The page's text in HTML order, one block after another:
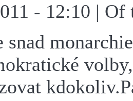
- 12:10 | Of
snad